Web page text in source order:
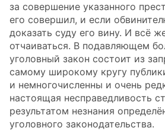
за совершение указанного
его совершил, и если
доказать суду его вину. И всё
отчаиваться. В подавляющем
уголовный закон состоит из
самому широкому кругу
и немногочисленны и очень
настоящая несправедливость
результатом незнания
уголовного законодательства.